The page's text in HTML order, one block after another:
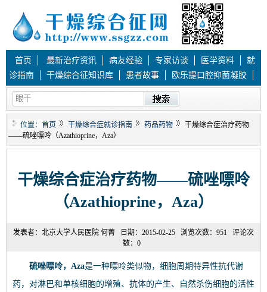
首页 最新治疗资讯 病友经验 专家访谈 医学资料
就
诊指南
干燥综合征知识库 患者故事 欧乐提口腔抑菌凝胶
位置： 首页 干燥综合症就诊指南 药品药物
干燥综合症治疗药物
——硫唑嘌呤（Azathioprine，Aza）
干燥综合症治疗药物——硫唑嘌呤
（Azathioprine，Aza）
发表者： 北京大学人民医院 何菁 日期： 2015-02-25 浏览次数： 951
评论次
数： 0
硫唑嘌呤，Aza是一种嘌呤类似物，细胞周期特异性抗代谢
药，对淋巴和单核细胞的增殖、抗体的产生、自然杀伤细胞的活性